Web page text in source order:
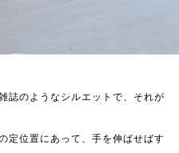
誌のようなシルエットで、それが
定位置にあって、手を伸ばせばす